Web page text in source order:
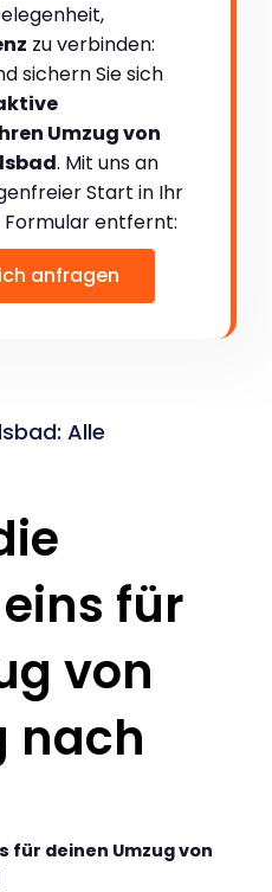
zu verbinden:
sichern Sie sich
Umzug von
. Mit uns an
Start in Ihr
Formular entfernt:
anfragen
Alle
für
von
nach
für deinen Umzug von